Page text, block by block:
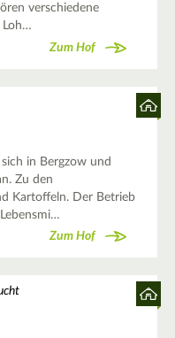
verschiedene
Loh…
Zum Hof
in Bergzow und
Zu den
Kartoffeln. Der Betrieb
Zum Hof